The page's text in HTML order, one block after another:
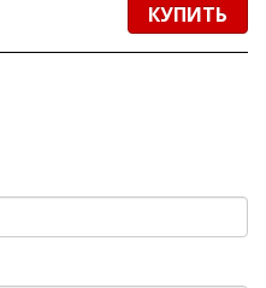
КУПИТЬ